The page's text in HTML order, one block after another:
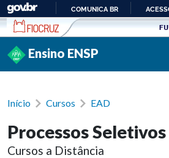
Ir para conteúdo
PARA
COMUNICA BR
Ensino ENSP
Início Cursos EAD
Processos Seletivos
Cursos a Distância